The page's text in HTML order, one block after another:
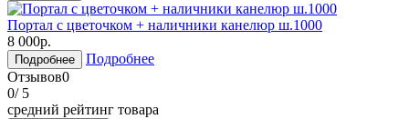
Портал с цветочком + наличники канелюр ш.1000
8 000р.
Подробнее
Подробнее
Отзывов0
0/ 5
средний рейтинг товара